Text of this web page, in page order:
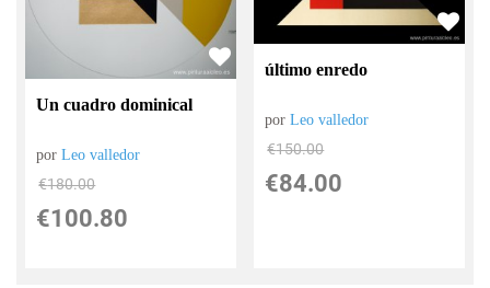
Un cuadro dominical
porLeo valledor
€180.00
€100.80
último enredo
porLeo valledor
€150.00
€84.00